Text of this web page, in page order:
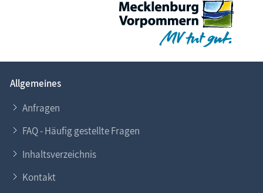
Allgemeines
Anfragen
FAQ - Häufig gestellte Fragen
Inhaltsverzeichnis
Kontakt